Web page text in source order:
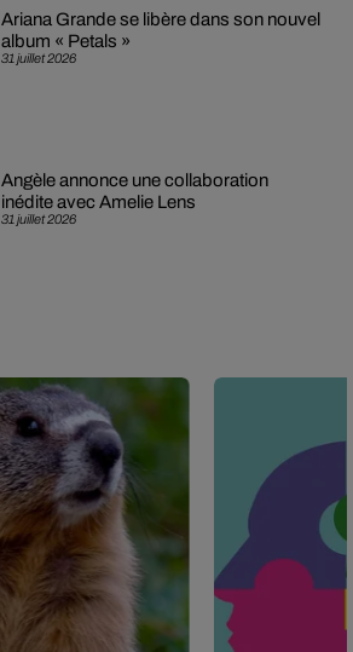
31 juillet 2026
Ariana Grande se libère dans son nouvel
album « Petals »
31 juillet 2026
Angèle annonce une collaboration
inédite avec Amelie Lens